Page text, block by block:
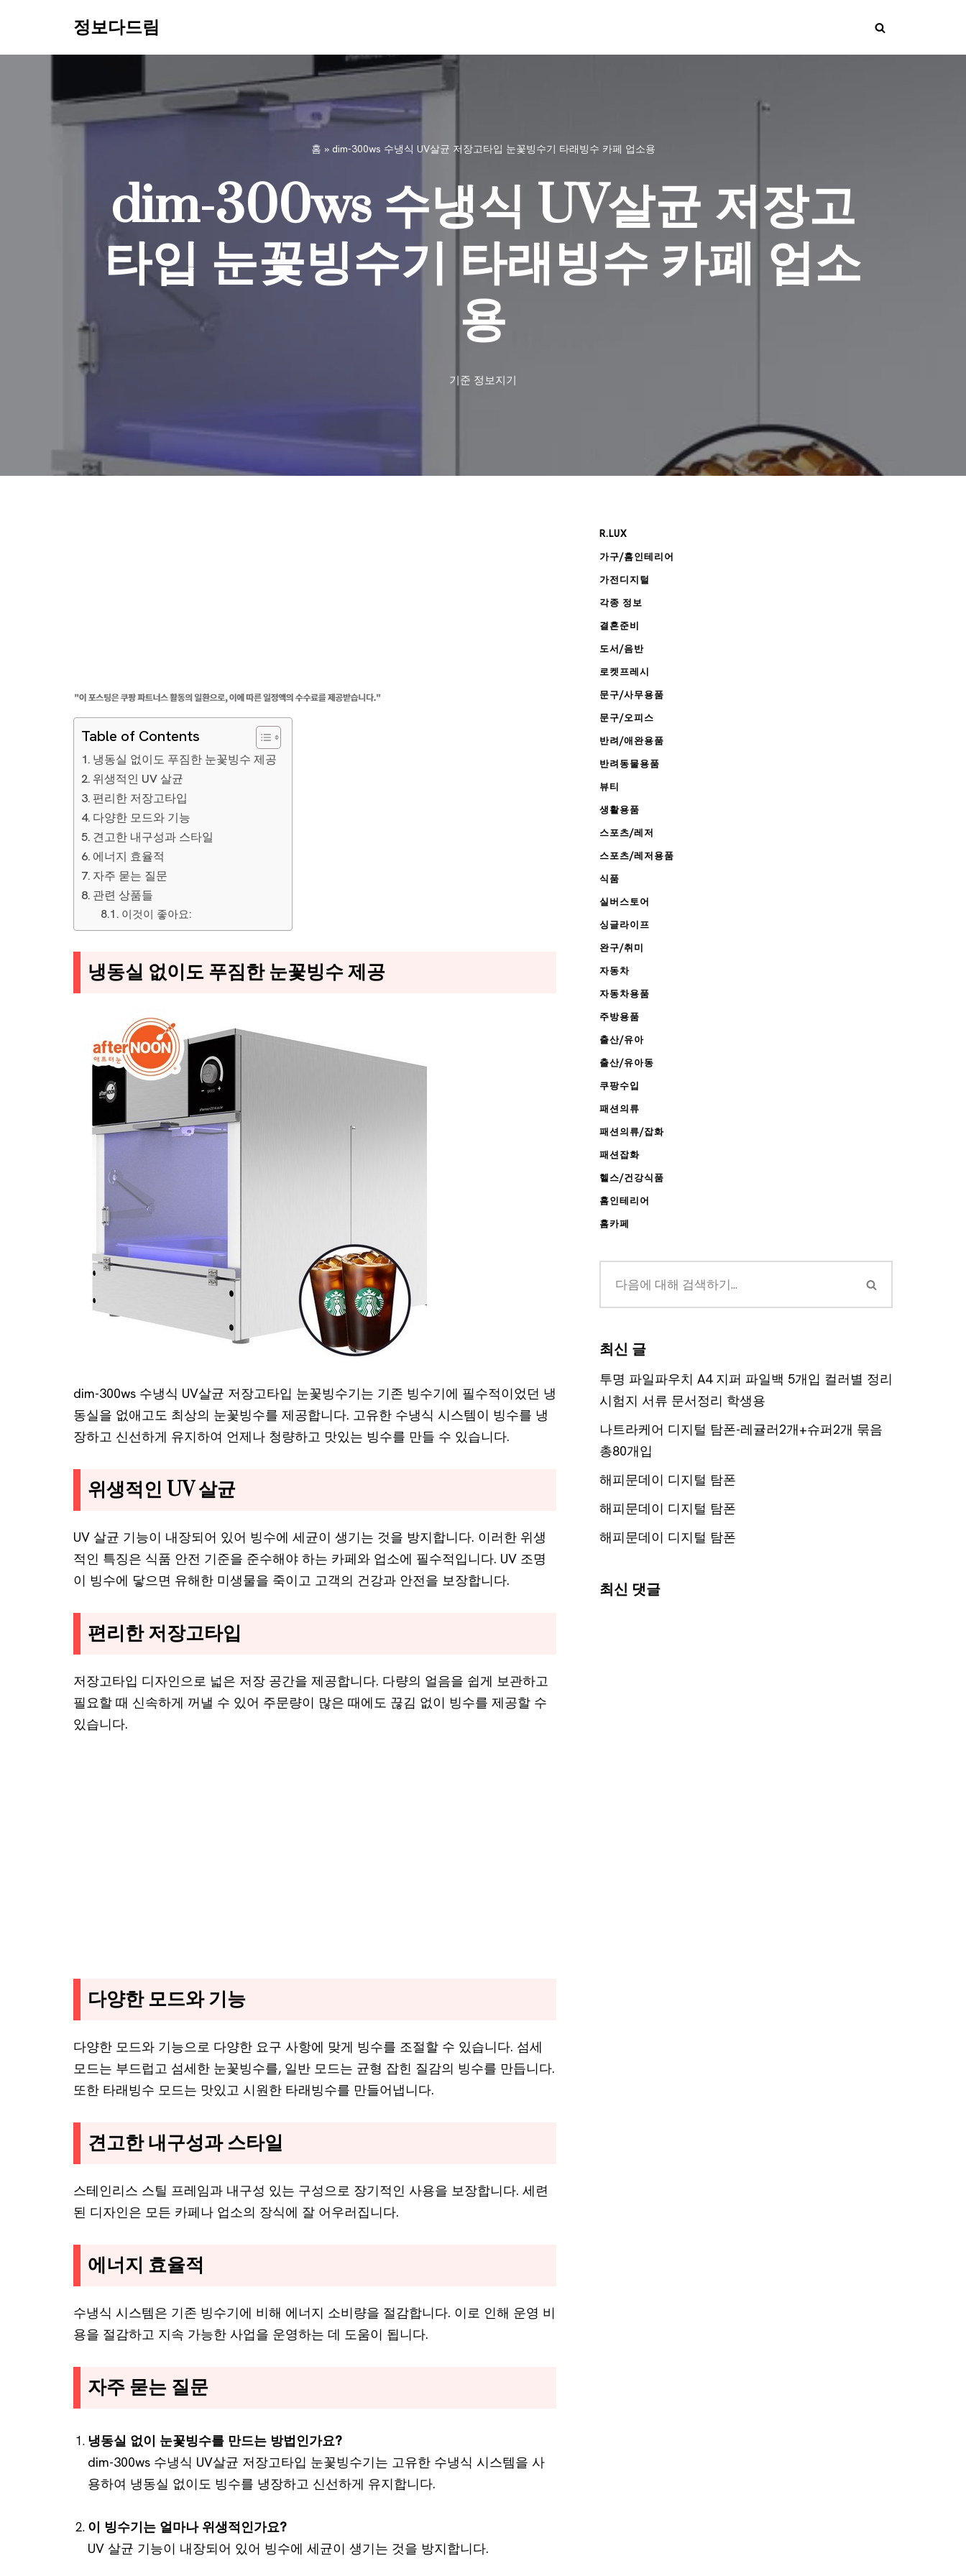
정보다드림
홈 » dim-300ws 수냉식 UV살균 저장고타입 눈꽃빙수기 타래빙수 카페 업소용
dim-300ws 수냉식 UV살균 저장고
타입 눈꽃빙수기 타래빙수 카페 업소
용
기준 정보지기
Table of Contents
냉동실 없이도 푸짐한 눈꽃빙수 제공
위생적인 UV 살균
편리한 저장고타입
다양한 모드와 기능
견고한 내구성과 스타일
에너지 효율적
자주 묻는 질문
관련 상품들
이것이 좋아요:
냉동실 없이도 푸짐한 눈꽃빙수 제공
dim-300ws 수냉식 UV살균 저장고타입 눈꽃빙수기는 기존 빙수기에 필수적이었던 냉
동실을 없애고도 최상의 눈꽃빙수를 제공합니다. 고유한 수냉식 시스템이 빙수를 냉
장하고 신선하게 유지하여 언제나 청량하고 맛있는 빙수를 만들 수 있습니다.
위생적인 UV 살균
UV 살균 기능이 내장되어 있어 빙수에 세균이 생기는 것을 방지합니다. 이러한 위생
적인 특징은 식품 안전 기준을 준수해야 하는 카페와 업소에 필수적입니다. UV 조명
이 빙수에 닿으면 유해한 미생물을 죽이고 고객의 건강과 안전을 보장합니다.
편리한 저장고타입
저장고타입 디자인으로 넓은 저장 공간을 제공합니다. 다량의 얼음을 쉽게 보관하고
필요할 때 신속하게 꺼낼 수 있어 주문량이 많은 때에도 끊김 없이 빙수를 제공할 수
있습니다.
다양한 모드와 기능
다양한 모드와 기능으로 다양한 요구 사항에 맞게 빙수를 조절할 수 있습니다. 섬세
모드는 부드럽고 섬세한 눈꽃빙수를, 일반 모드는 균형 잡힌 질감의 빙수를 만듭니다.
또한 타래빙수 모드는 맛있고 시원한 타래빙수를 만들어냅니다.
견고한 내구성과 스타일
스테인리스 스틸 프레임과 내구성 있는 구성으로 장기적인 사용을 보장합니다. 세련
된 디자인은 모든 카페나 업소의 장식에 잘 어우러집니다.
에너지 효율적
수냉식 시스템은 기존 빙수기에 비해 에너지 소비량을 절감합니다. 이로 인해 운영 비
용을 절감하고 지속 가능한 사업을 운영하는 데 도움이 됩니다.
자주 묻는 질문
냉동실 없이 눈꽃빙수를 만드는 방법인가요?
dim-300ws 수냉식 UV살균 저장고타입 눈꽃빙수기는 고유한 수냉식 시스템을 사
용하여 냉동실 없이도 빙수를 냉장하고 신선하게 유지합니다.
이 빙수기는 얼마나 위생적인가요?
UV 살균 기능이 내장되어 있어 빙수에 세균이 생기는 것을 방지합니다.
R.LUX
가구/홈인테리어
가전디지털
각종 정보
결혼준비
도서/음반
로켓프레시
문구/사무용품
문구/오피스
반려/애완용품
반려동물용품
뷰티
생활용품
스포츠/레저
스포츠/레저용품
식품
실버스토어
싱글라이프
완구/취미
자동차
자동차용품
주방용품
출산/유아
출산/유아동
쿠팡수입
패션의류
패션의류/잡화
패션잡화
헬스/건강식품
홈인테리어
홈카페
최신 글
투명 파일파우치 A4 지퍼 파일백 5개입 컬러별 정리
시험지 서류 문서정리 학생용
나트라케어 디지털 탐폰-레귤러2개+슈퍼2개 묶음
총80개입
해피문데이 디지털 탐폰
해피문데이 디지털 탐폰
해피문데이 디지털 탐폰
최신 댓글